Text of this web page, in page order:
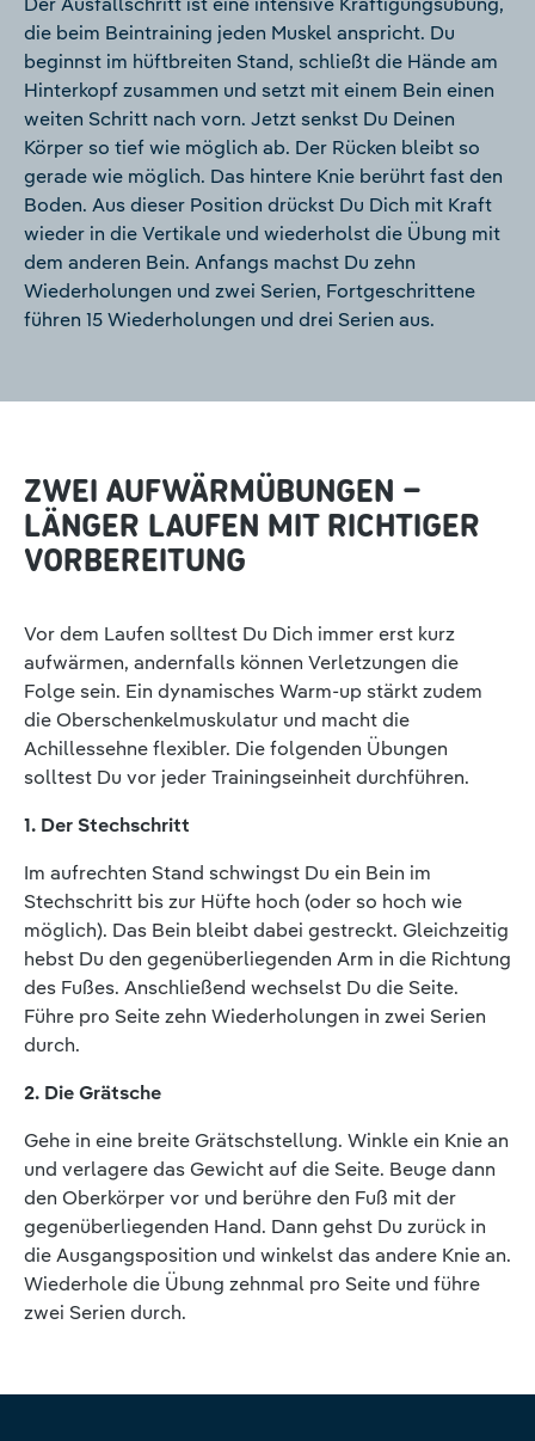
die beim Beintraining jeden Muskel anspricht. Du
beginnst im hüftbreiten Stand, schließt die Hände am
Hinterkopf zusammen und setzt mit einem Bein einen
weiten Schritt nach vorn. Jetzt senkst Du Deinen
Körper so tief wie möglich ab. Der Rücken bleibt so
gerade wie möglich. Das hintere Knie berührt fast den
Boden. Aus dieser Position drückst Du Dich mit Kraft
wieder in die Vertikale und wiederholst die Übung mit
dem anderen Bein. Anfangs machst Du zehn
Wiederholungen und zwei Serien, Fortgeschrittene
führen 15 Wiederholungen und drei Serien aus.
ZWEI AUFWÄRMÜBUNGEN –
LÄNGER LAUFEN MIT RICHTIGER
VORBEREITUNG
Vor dem Laufen solltest Du Dich immer erst kurz
aufwärmen, andernfalls können Verletzungen die
Folge sein. Ein dynamisches Warm-up stärkt zudem
die Oberschenkelmuskulatur und macht die
Achillessehne flexibler. Die folgenden Übungen
solltest Du vor jeder Trainingseinheit durchführen.
1. Der Stechschritt
Im aufrechten Stand schwingst Du ein Bein im
Stechschritt bis zur Hüfte hoch (oder so hoch wie
möglich). Das Bein bleibt dabei gestreckt. Gleichzeitig
hebst Du den gegenüberliegenden Arm in die Richtung
des Fußes. Anschließend wechselst Du die Seite.
Führe pro Seite zehn Wiederholungen in zwei Serien
durch.
2. Die Grätsche
Gehe in eine breite Grätschstellung. Winkle ein Knie an
und verlagere das Gewicht auf die Seite. Beuge dann
den Oberkörper vor und berühre den Fuß mit der
gegenüberliegenden Hand. Dann gehst Du zurück in
die Ausgangsposition und winkelst das andere Knie an.
Wiederhole die Übung zehnmal pro Seite und führe
zwei Serien durch.